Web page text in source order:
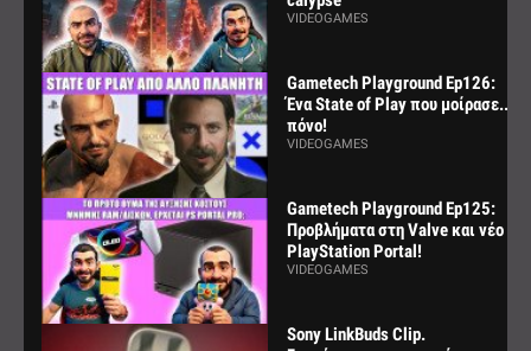
VIDEOGAMES
Gametech Playground Ep126:
Ένα State of Play που μοίρασε...
πόνο!
VIDEOGAMES
Gametech Playground Ep125:
Προβλήματα στη Valve και νέο
PlayStation Portal!
VIDEOGAMES
Sony LinkBuds Clip.